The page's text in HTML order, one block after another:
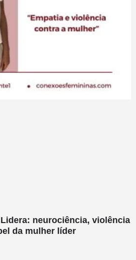
neurociência, violência
da mulher líder